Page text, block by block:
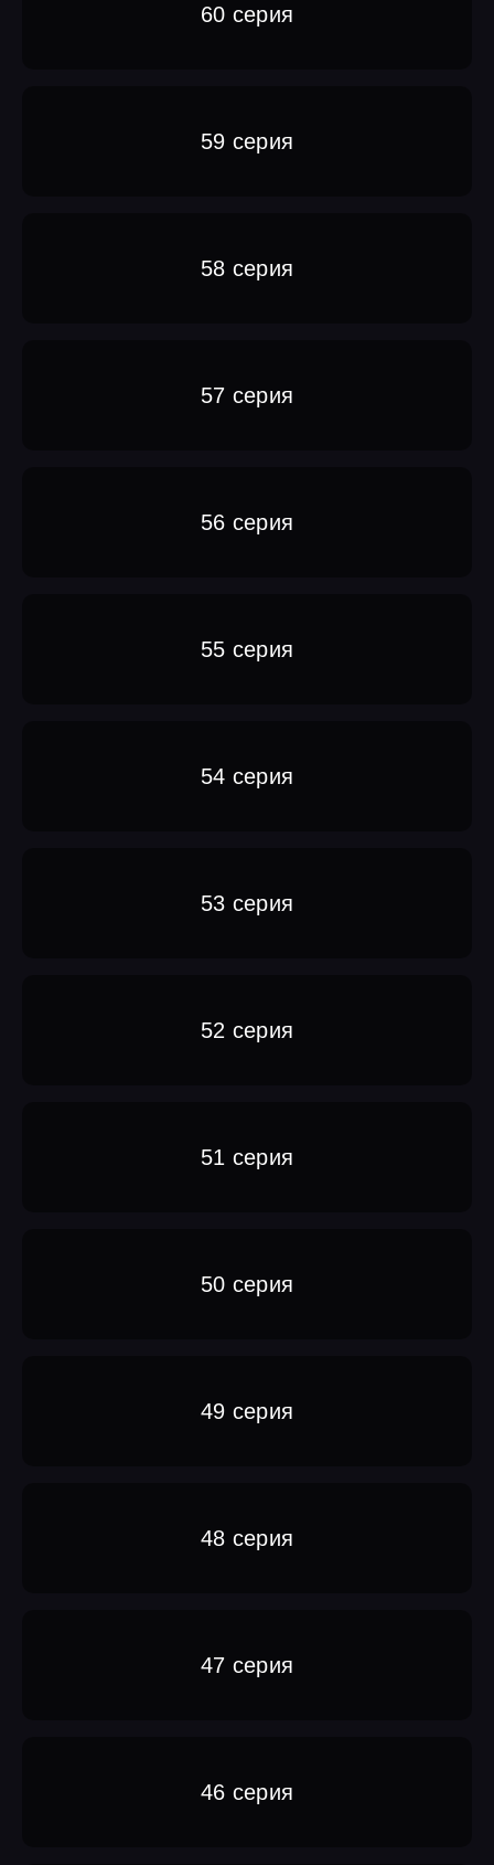
60 серия
59 серия
58 серия
57 серия
56 серия
55 серия
54 серия
53 серия
52 серия
51 серия
50 серия
49 серия
48 серия
47 серия
46 серия